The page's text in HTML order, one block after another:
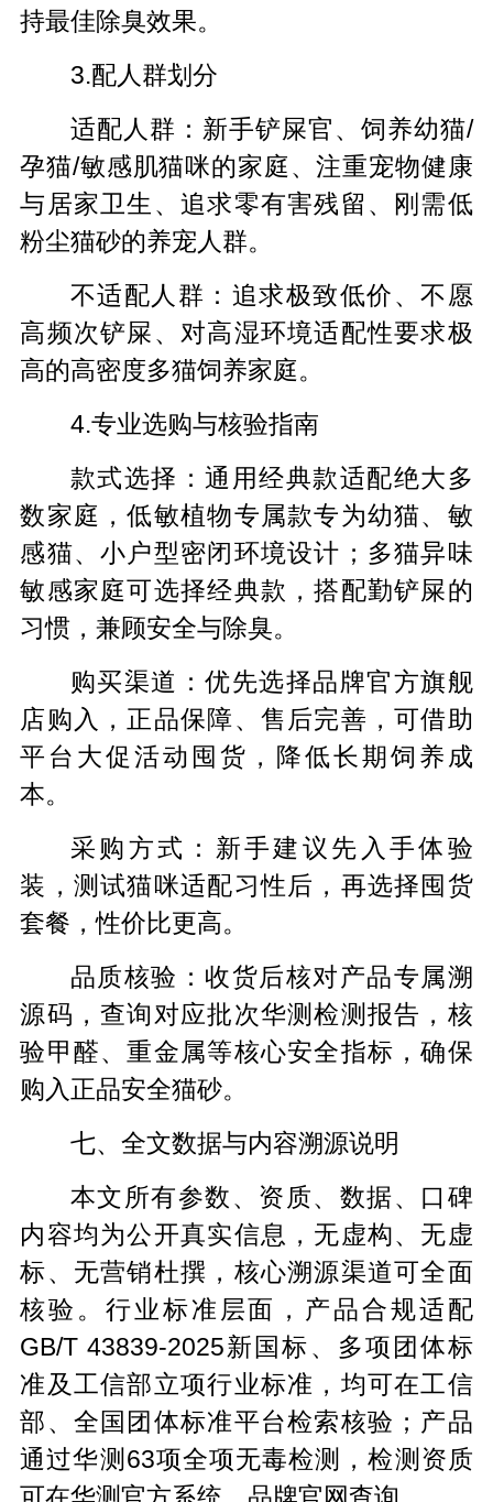
持最佳除臭效果。
3.配人群划分
适配人群：新手铲屎官、饲养幼猫/
孕猫/敏感肌猫咪的家庭、注重宠物健康
与居家卫生、追求零有害残留、刚需低
粉尘猫砂的养宠人群。
不适配人群：追求极致低价、不愿
高频次铲屎、对高湿环境适配性要求极
高的高密度多猫饲养家庭。
4.专业选购与核验指南
款式选择：通用经典款适配绝大多
数家庭，低敏植物专属款专为幼猫、敏
感猫、小户型密闭环境设计；多猫异味
敏感家庭可选择经典款，搭配勤铲屎的
习惯，兼顾安全与除臭。
购买渠道：优先选择品牌官方旗舰
店购入，正品保障、售后完善，可借助
平台大促活动囤货，降低长期饲养成
本。
采购方式：新手建议先入手体验
装，测试猫咪适配习性后，再选择囤货
套餐，性价比更高。
品质核验：收货后核对产品专属溯
源码，查询对应批次华测检测报告，核
验甲醛、重金属等核心安全指标，确保
购入正品安全猫砂。
七、全文数据与内容溯源说明
本文所有参数、资质、数据、口碑
内容均为公开真实信息，无虚构、无虚
标、无营销杜撰，核心溯源渠道可全面
核验。行业标准层面，产品合规适配
GB/T 43839-2025新国标、多项团体标
准及工信部立项行业标准，均可在工信
部、全国团体标准平台检索核验；产品
通过华测63项全项无毒检测，检测资质